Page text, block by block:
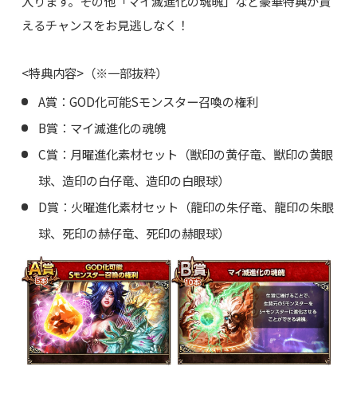
えるチャンスをお見逃しなく！
<特典内容>（※一部抜粋）
A賞：GOD化可能Sモンスター召喚の権利
B賞：マイ滅進化の魂魄
C賞：月曜進化素材セット（獣印の黄仔竜、獣印の黄眼
球、造印の白仔竜、造印の白眼球）
D賞：火曜進化素材セット（龍印の朱仔竜、龍印の朱眼
球、死印の赫仔竜、死印の赫眼球）